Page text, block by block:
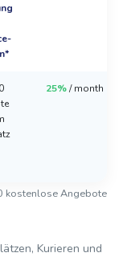
25%/ month
kostenlose Angebote
Kurieren und